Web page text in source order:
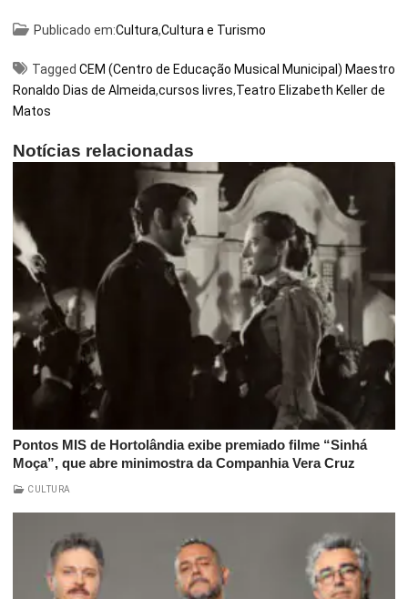
Publicado em:Cultura,Cultura e Turismo
Tagged CEM (Centro de Educação Musical Municipal) Maestro
Ronaldo Dias de Almeida,cursos livres,Teatro Elizabeth Keller de
Matos
Notícias relacionadas
Pontos MIS de Hortolândia exibe premiado filme “Sinhá
Moça”, que abre minimostra da Companhia Vera Cruz
CULTURA